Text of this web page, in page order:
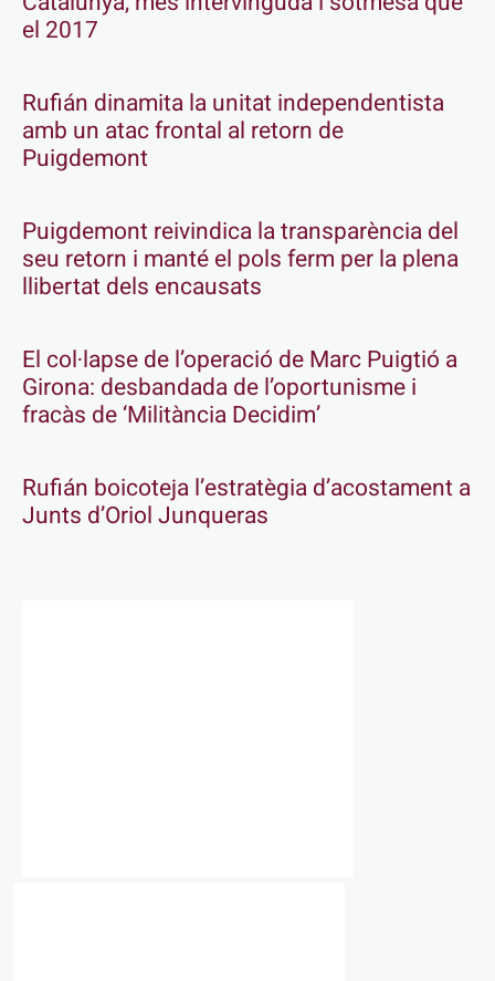
el 2017
Rufián dinamita la unitat independentista
amb un atac frontal al retorn de
Puigdemont
Puigdemont reivindica la transparència del
seu retorn i manté el pols ferm per la plena
llibertat dels encausats
El col·lapse de l’operació de Marc Puigtió a
Girona: desbandada de l’oportunisme i
fracàs de ‘Militància Decidim’
Rufián boicoteja l’estratègia d’acostament a
Junts d’Oriol Junqueras